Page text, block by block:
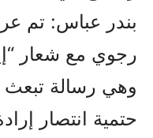
بندر عباس: تم
رجوي مع شعار
وهي رسالة تبعث
حتمية انتصار